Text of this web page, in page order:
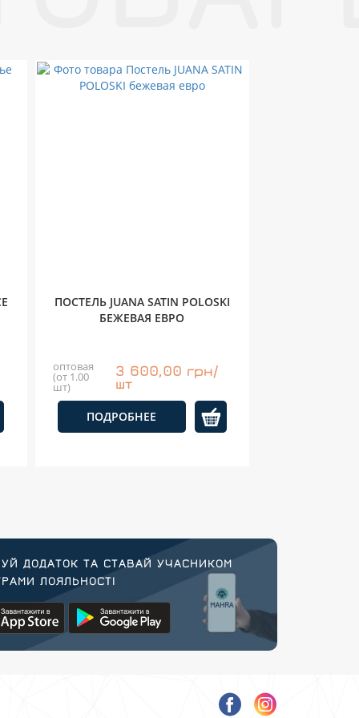
ПОСТЕЛЬ JUANA SATIN POLOSKI
БЕЖЕВАЯ ЕВРО
оптовая
(от 1.00
шт)
3 600,00 грн/
шт
ПОДРОБНЕЕ
ДОДАТОК ТА СТАВАЙ УЧАСНИКОМ
ЛОЯЛЬНОСТІ